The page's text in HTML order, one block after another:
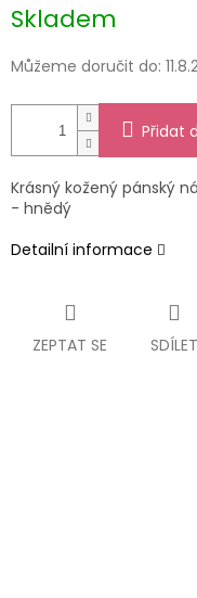
cena:
Skladem
Můžeme doručit do:
Přidat
Krásný kožený pánský
- hnědý
Detailní informace
ZEPTAT SE SDÍLET